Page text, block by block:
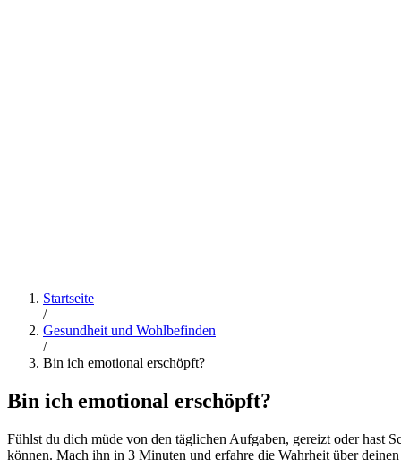
Startseite
/
Gesundheit und Wohlbefinden
/
Bin ich emotional erschöpft?
Bin ich emotional erschöpft?
Fühlst du dich müde von den täglichen Aufgaben, gereizt oder hast
können. Mach ihn in 3 Minuten und erfahre die Wahrheit über